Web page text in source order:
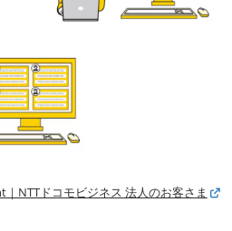
｜NTTドコモビジネス 法人のお客さま